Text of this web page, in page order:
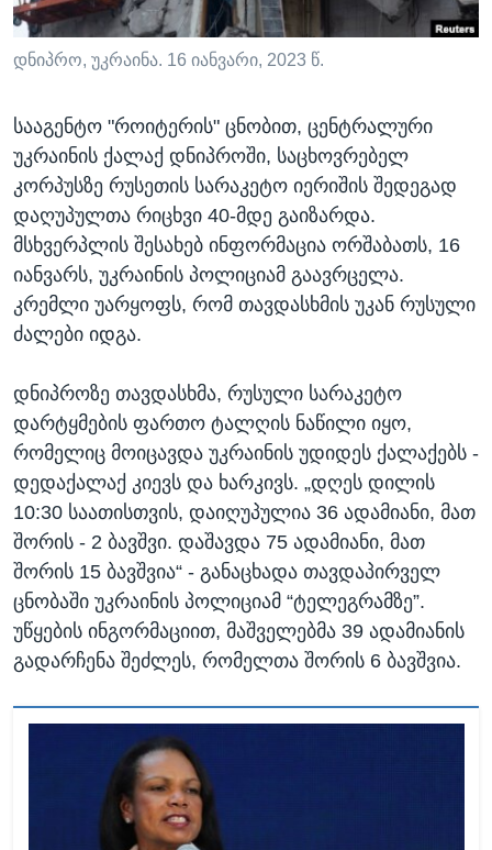
ᲘᲜᲢᲔᲠᲕᲘᲣ
ᲙᲣᲚᲢᲣᲠᲐ
ᲓᲔᲖᲘᲜᲤᲝᲠᲛᲐᲪᲘᲐ
ენები
დნიპრო, უკრაინა. 16 იანვარი, 2023 წ.
სააგენტო "როიტერის" ცნობით, ცენტრალური
უკრაინის ქალაქ დნიპროში, საცხოვრებელ
კორპუსზე რუსეთის სარაკეტო იერიშის შედეგად
დაღუპულთა რიცხვი 40-მდე გაიზარდა.
მსხვერპლის შესახებ ინფორმაცია ორშაბათს, 16
იანვარს, უკრაინის პოლიციამ გაავრცელა.
კრემლი უარყოფს, რომ თავდასხმის უკან რუსული
ძალები იდგა.
დნიპროზე თავდასხმა, რუსული სარაკეტო
დარტყმების ფართო ტალღის ნაწილი იყო,
რომელიც მოიცავდა უკრაინის უდიდეს ქალაქებს -
დედაქალაქ კიევს და ხარკივს. „დღეს დილის
10:30 საათისთვის, დაიღუპულია 36 ადამიანი, მათ
შორის - 2 ბავშვი. დაშავდა 75 ადამიანი, მათ
შორის 15 ბავშვია“ - განაცხადა თავდაპირველ
ცნობაში უკრაინის პოლიციამ “ტელეგრამზე”.
უწყების ინგორმაციით, მაშველებმა 39 ადამიანის
გადარჩენა შეძლეს, რომელთა შორის 6 ბავშვია.